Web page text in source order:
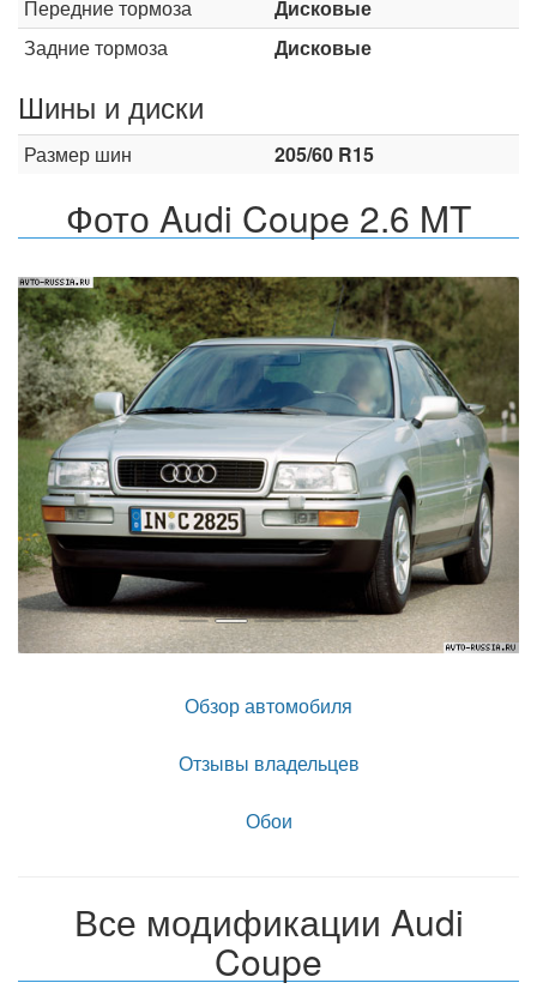
Передние тормоза
Дисковые
Задние тормоза
Дисковые
Шины и диски
Размер шин 205/60 R15
Фото Audi Coupe 2.6 MT
Назад
Обзор автомобиля
Отзывы владельцев
Обои
Все модификации Audi
Coupe